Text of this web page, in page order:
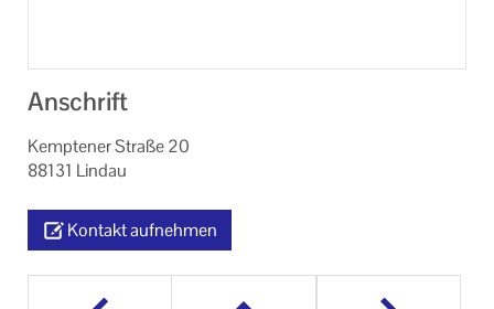
Anschrift
Kemptener Straße 20
88131 Lindau
Kontakt aufnehmen